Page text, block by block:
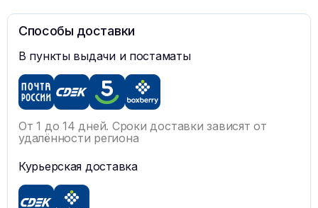
Способы доставки
В пункты выдачи и постаматы
От 1 до 14 дней. Сроки доставки зависят от
удалённости региона
Курьерская доставка